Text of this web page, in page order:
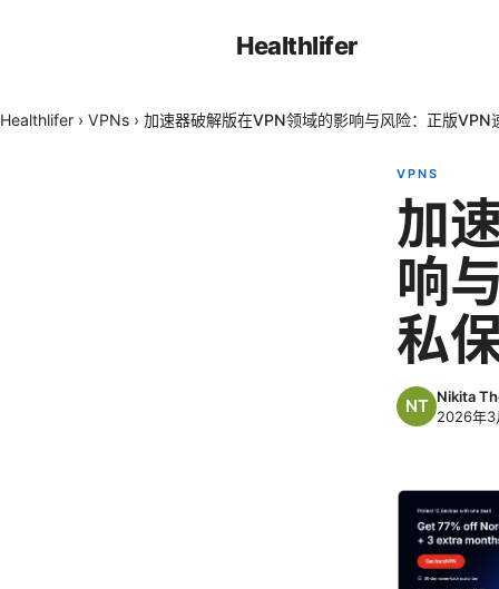
Healthlifer
Healthlifer › VPNs › 加速器破解版在VPN领域的影响与风险：正版VPN
VPNS
加
响
私
Nikita
2026年3